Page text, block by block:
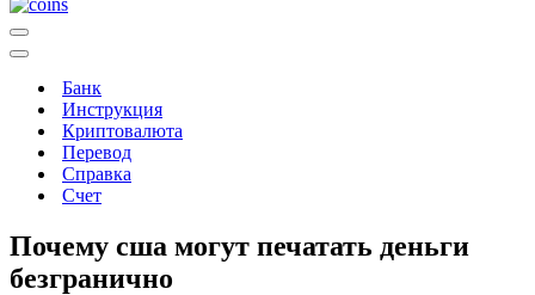
Меню
навигации
Меню
навигацииБанк
Инструкция
Криптовалюта
Перевод
Справка
Счет
Почему сша могут печатать деньги
безгранично